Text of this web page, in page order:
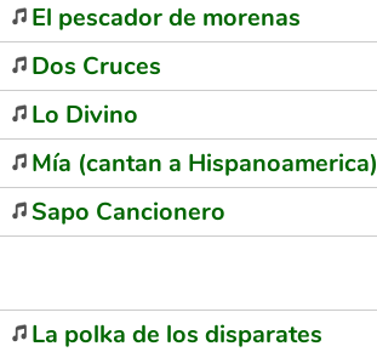
El pescador de morenas
Dos Cruces
Lo Divino
Mía (cantan a Hispanoamerica)
Sapo Cancionero
La polka de los disparates